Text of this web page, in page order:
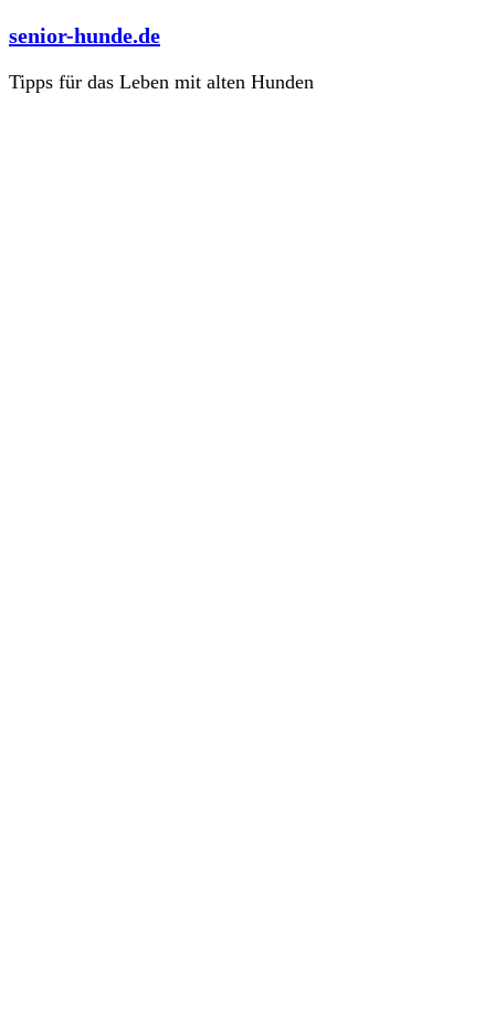
Zum
springen
senior-hunde.de
Tipps für das Leben mit alten Hunden